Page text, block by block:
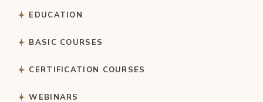
EDUCATION
BASIC COURSES
CERTIFICATION COURSES
WEBINARS